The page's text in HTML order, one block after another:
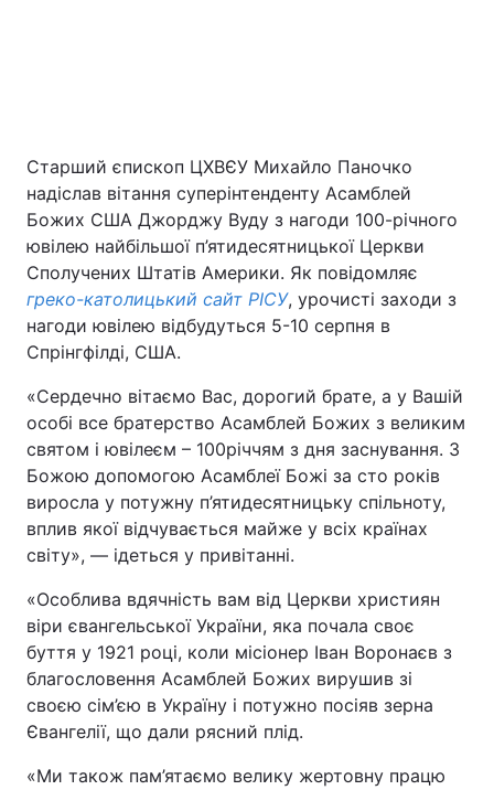
Київ Львів
Дніпро Харків
Одеса
Спорт
Техно і зв'язок Лайт
Інциденти
Здоров'я Туризм
Відео з Youtube Статті
Інтерв'ю
Старший єпископ ЦХВЄУ Михайло Паночко
надіслав вітання суперінтенденту Асамблей
Божих США Джорджу Вуду з нагоди 100-річного
ювілею найбільшої п’ятидесятницької Церкви
Сполучених Штатів Америки. Як повідомляє
греко-католицький сайт РІСУ, урочисті заходи з
нагоди ювілею відбудуться 5-10 серпня в
Спрінгфілді, США.
«Сердечно вітаємо Вас, дорогий брате, а у Вашій
особі все братерство Асамблей Божих з великим
святом і ювілеєм – 100річчям з дня заснування. З
Божою допомогою Асамблеї Божі за сто років
виросла у потужну п’ятидесятницьку спільноту,
вплив якої відчувається майже у всіх країнах
світу», — ідеться у привітанні.
«Особлива вдячність вам від Церкви християн
віри євангельської України, яка почала своє
буття у 1921 році, коли місіонер Іван Воронаєв з
благословення Асамблей Божих вирушив зі
своєю сім’єю в Україну і потужно посіяв зерна
Євангелії, що дали рясний плід.
«Ми також пам’ятаємо велику жертовну працю